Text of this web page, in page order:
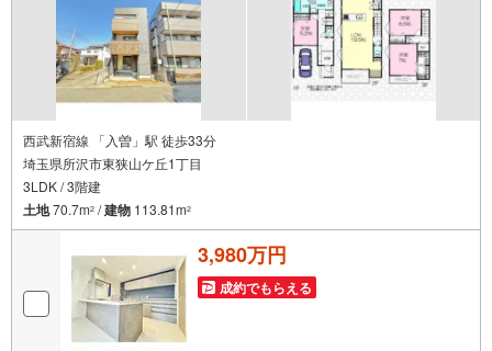
西武新宿線 「入曽」駅 徒歩33分
埼玉県所沢市東狭山ケ丘1丁目
3LDK / 3階建
土地70.7m2 /建物 113.81m2
3,980万円
成約でもらえる